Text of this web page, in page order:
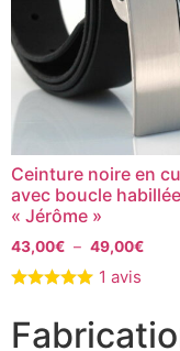
Ceinture noire en
avec boucle habillée
« Jérôme »
43,00€ – 49,00€
1 avis